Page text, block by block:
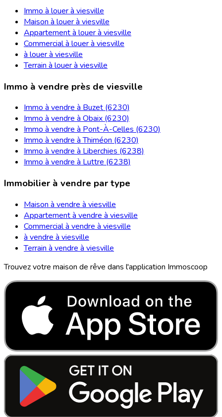
Immo à louer à viesville
Maison à louer à viesville
Appartement à louer à viesville
Commercial à louer à viesville
à louer à viesville
Terrain à louer à viesville
Immo à vendre près de viesville
Immo à vendre à Buzet (6230)
Immo à vendre à Obaix (6230)
Immo à vendre à Pont-À-Celles (6230)
Immo à vendre à Thiméon (6230)
Immo à vendre à Liberchies (6238)
Immo à vendre à Luttre (6238)
Immobilier à vendre par type
Maison à vendre à viesville
Appartement à vendre à viesville
Commercial à vendre à viesville
à vendre à viesville
Terrain à vendre à viesville
Trouvez votre maison de rêve dans l'application Immoscoop